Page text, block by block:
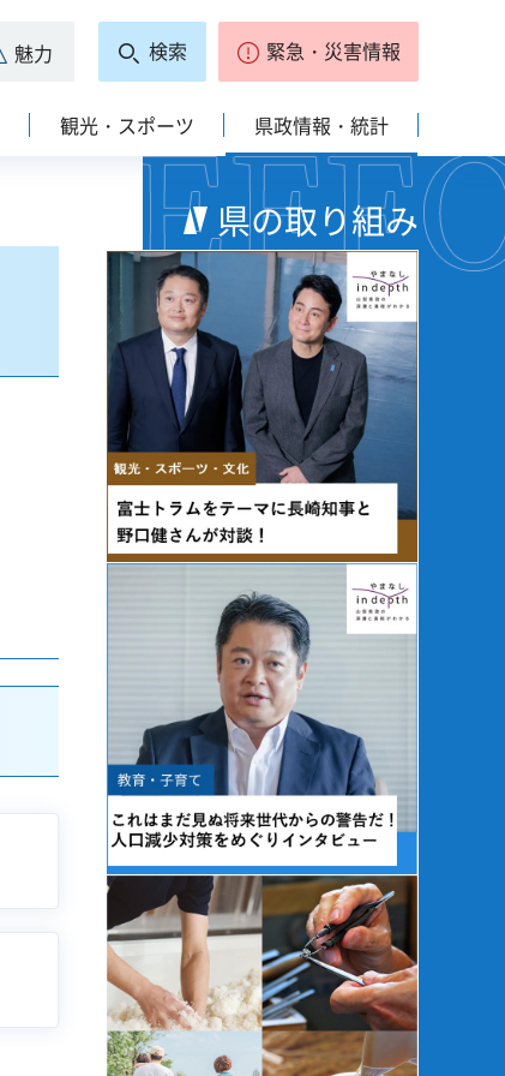
魅力 検索 緊急・災害情報
観光・スポーツ 県政情報・統計
県の取り組み